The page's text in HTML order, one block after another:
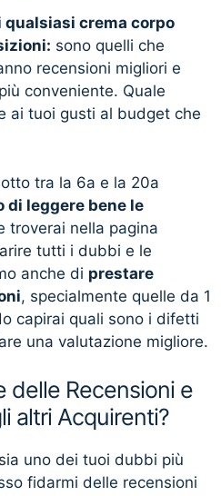
crema corpo
sono quelli che
recensioni migliori e
conveniente. Quale
ai tuoi gusti al budget che
tra la 6a e la 20a
di leggere bene le
troverai nella pagina
tutti i dubbi e le
anche di prestare
, specialmente quelle da 1
capirai quali sono i difetti
una valutazione migliore.
delle Recensioni e
altri Acquirenti?
uno dei tuoi dubbi più
fidarmi delle recensioni